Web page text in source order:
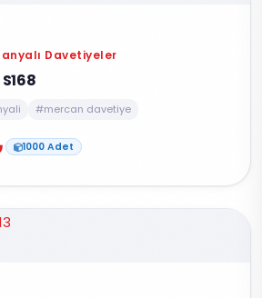
Davetiyeler
#mercan davetiye
1000 Adet